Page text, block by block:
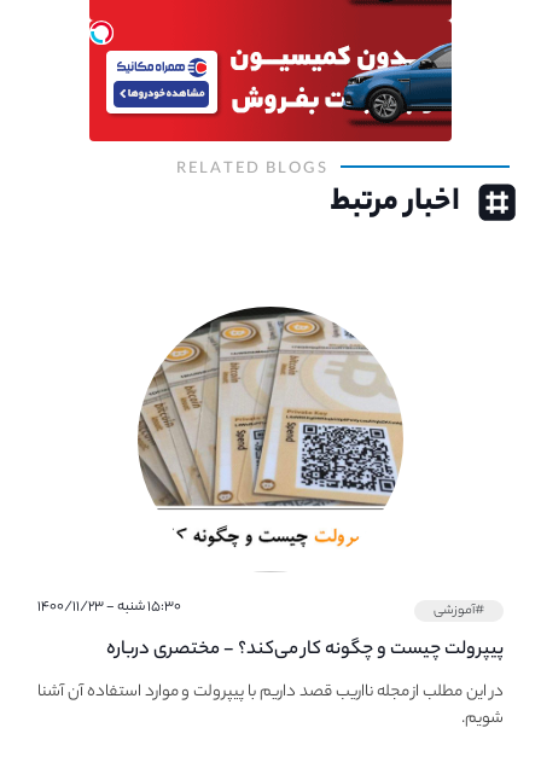
RELATED BLOGS
اخبار مرتبط
#آموزشی ۱۵:۳۰ شنبه - ۱۴۰۰/۱۱/۲۳
پیپر‌ولت چیست و چگونه کار می‌کند؟ - مختصری درباره
PaperWallet
در این مطلب از مجله نااریب قصد داریم با پیپر‌ولت و موارد استفاده آن آشنا
شویم.